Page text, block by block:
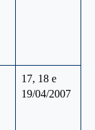
17, 18 e
19/04/2007